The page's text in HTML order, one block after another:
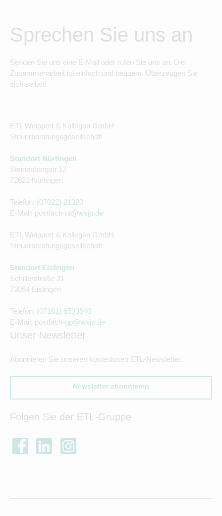
Sprechen Sie uns an
Senden Sie uns eine E-Mail oder rufen Sie uns an. Die
Zusammenarbeit ist einfach und bequem. Überzeugen Sie
sich selbst!
ETL Weippert & Kollegen GmbH
Steuerberatungsgesellschaft
Standort Nürtingen
Steinenbergstr.12
72622 Nürtingen
Telefon: (07022) 21320
E-Mail: postfach-nt@wsjp.de
ETL Weippert & Kollegen GmbH
Steuerberatungsgesellschaft
Standort Eislingen
Schillerstraße 21
73054 Eislingen
Telefon: (07161) 6533540
E-Mail: postfach-gp@wsjp.de
Unser Newsletter
Abonnieren Sie unseren kostenlosen ETL-Newsletter.
Newsletter abonnieren
Folgen Sie der ETL-Gruppe